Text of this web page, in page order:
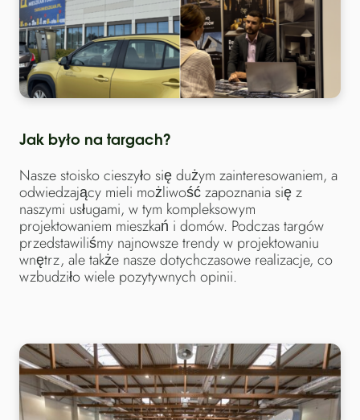
Jak było na targach?
Nasze stoisko cieszyło się dużym zainteresowaniem, a
odwiedzający mieli możliwość zapoznania się z
naszymi usługami, w tym kompleksowym
projektowaniem mieszkań i domów. Podczas targów
przedstawiliśmy najnowsze trendy w projektowaniu
wnętrz, ale także nasze dotychczasowe realizacje, co
wzbudziło wiele pozytywnych opinii.